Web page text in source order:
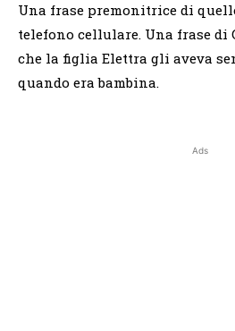
Una frase premonitrice di
telefono cellulare. Una frase di
che la figlia Elettra gli aveva
quando era bambina.
Ads